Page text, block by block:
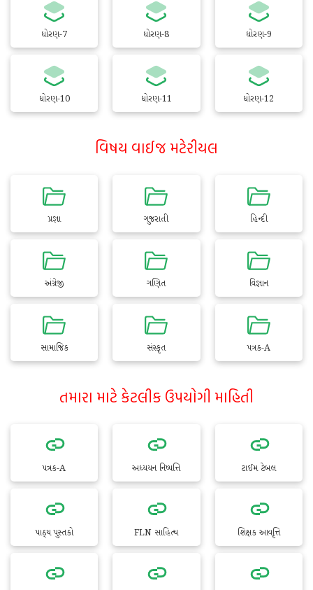
ધોરણ-7 ધોરણ-8 ધોરણ-9
ધોરણ-10 ધોરણ-11 ધોરણ-12
વિષય વાઈજ મટેરીયલ
પ્રજ્ઞા ગુજરાતી હિન્દી
અંગ્રેજી ગણિત વિજ્ઞાન
સામાજિક સંસ્કૃત પત્રક-A
તમારા માટે કેટલીક ઉપયોગી માહિતી
પત્રક-A અધ્યયન નિષ્પત્તિ ટાઈમ ટેબલ
પાઠ્ય પુસ્તકો FLN સાહિત્ય શિક્ષક આવૃત્તિ